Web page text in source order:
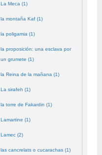
La Meca (1)
la montaña Kaf (1)
la poligamia (1)
la proposición: una esclava por
un grumete (1)
la Reina de la mañana (1)
La sirafeh (1)
la torre de Fakardin (1)
Lamartine (1)
Lamec (2)
las cancrelats o cucarachas (1)